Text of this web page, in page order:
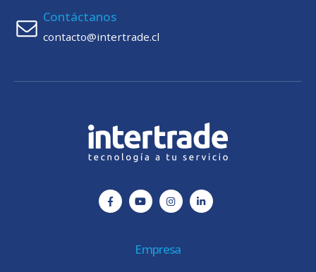
Contáctanos
contacto@intertrade.cl
Empresa